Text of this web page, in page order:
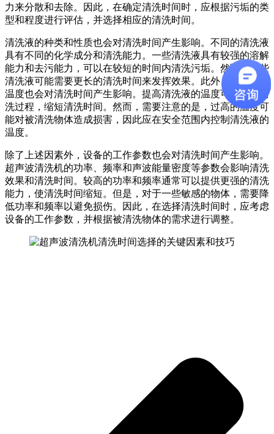
力来分散和去除。因此，在确定清洗时间时，应根据污垢的类
型和程度进行评估，并选择相应的清洗时间。
清洗液的种类和性质也会对清洗时间产生影响。不同的清洗液
具有不同的化学成分和清洗能力。一些清洗液具有较强的溶解
能力和去污能力，可以在较短的时间内清洗污垢。然而，一些
清洗液可能需要更长的清洗时间来发挥效果。此外，清洗液的
温度也会对清洗时间产生影响。提高清洗液的温度可以加速清
洗过程，缩短清洗时间。然而，需要注意的是，过高的温度可
能对被清洗物体造成损害，因此应在安全范围内控制清洗液的
温度。
除了上述因素外，设备的工作参数也会对清洗时间产生影响。
超声波清洗机的功率、频率和声波能量密度等参数会影响清洗
效果和清洗时间。较高的功率和频率通常可以提供更强的清洗
能力，使清洗时间缩短。但是，对于一些敏感的物体，需要降
低功率和频率以避免损伤。因此，在选择清洗时间时，应考虑
设备的工作参数，并根据被清洗物体的需求进行调整。